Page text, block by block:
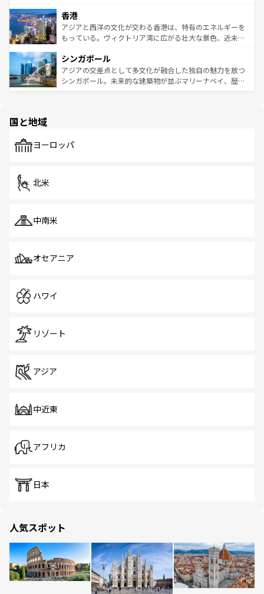
とつ。フォーやバインミー、ベトナムコーヒーなどは、ぜ
ひ現地で味わいたい。どの地域を訪れてもあたたかい人々
が旅行者を迎えてくれるので、きっと忘れられない旅にな
参照してほしい。
の活気が交差している。北部ではチェンマイなどの山岳地
帯で自然と触れ合い、南部ではプーケットやクラビの美し
いビーチでリゾート気分を楽しむことができる。タイ料理
激する。気候は一年中温暖で、どの季節にも異なる楽しみ
が待っている。親しみやすいタイの人々、仏教を中心とし
た文化、そして多様な観光資源が、訪れる旅人を魅了し続
香港
アジアと西洋の文化が交わる香港は、特有のエネルギーを
もっている。ヴィクトリア湾に広がる壮大な景色、近未来
み、どこを訪れても感動するはず。観光スポットが密集し
ており、効率よく見どころを回れるのも魅力。息をのむよ
うな絶景から文化的な体験まで、香港を存分に楽しみ尽く
シンガポール
アジアの交差点として多文化が融合した独自の魅力を放つ
シンガポール。未来的な建築物が並ぶマリーナベイ、歴史
で、ホーカーズは地元の風情を楽しめる外せないスポット
国と地域
ヨーロッパ
北米
中南米
オセアニア
ハワイ
リゾート
アジア
中近東
アフリカ
日本
人気スポット